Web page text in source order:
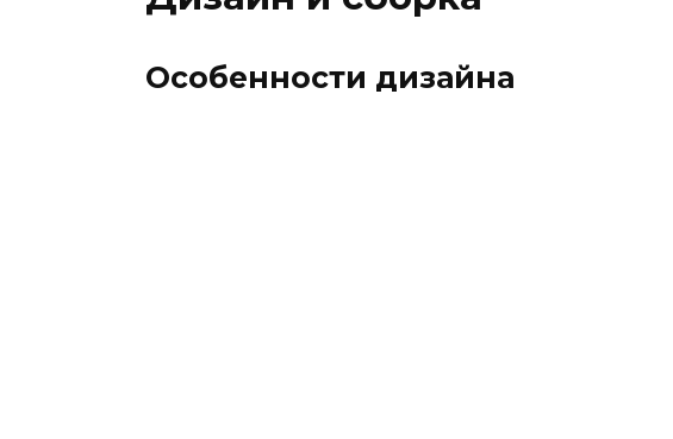
Особенности дизайна